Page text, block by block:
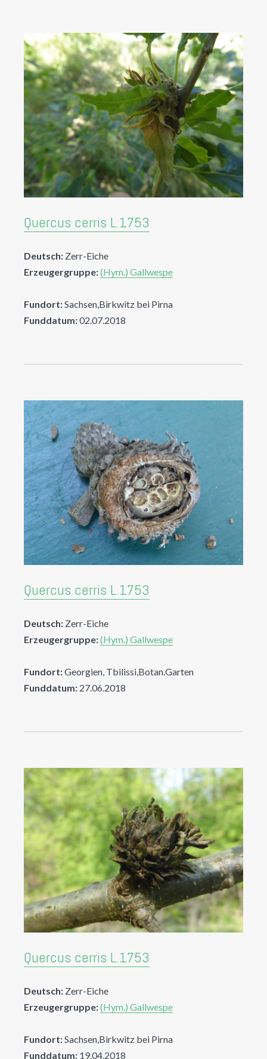
Quercus cerris L.1753
Deutsch: Zerr-Eiche
Erzeugergruppe:(Hym.) Gallwespe
Fundort:Sachsen,Birkwitz bei Pirna
Funddatum:02.07.2018
Quercus cerris L.1753
Deutsch: Zerr-Eiche
Erzeugergruppe:(Hym.) Gallwespe
Fundort:Georgien, Tbilissi,Botan.Garten
Funddatum: 27.06.2018
Quercus cerris L.1753
Deutsch: Zerr-Eiche
Erzeugergruppe:(Hym.) Gallwespe
Fundort:Sachsen,Birkwitz bei Pirna
Funddatum: 19.04.2018